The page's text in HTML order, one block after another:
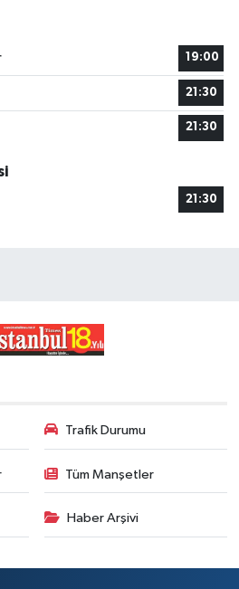
19:00
21:30
21:30
21:30
Trafik Durumu
Tüm Manşetler
Haber Arşivi